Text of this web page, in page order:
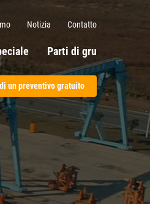
un preventivo gratuito
Notizia Contatto
Parti di gru